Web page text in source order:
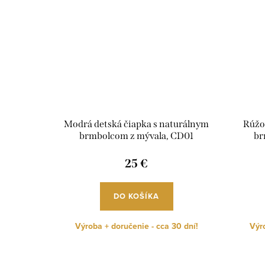
Modrá detská čiapka s naturálnym
brmbolcom z mývala, CD01
25 €
DO KOŠÍKA
Výroba + doručenie - cca 30 dní!